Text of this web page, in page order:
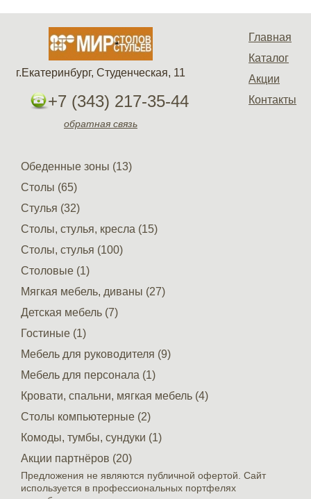
Главная
Каталог
Акции
Контакты
г.Екатеринбург, Студенческая, 11
+7 (343) 217-35-44
обратная связь
Обеденные зоны (13)
Столы (65)
Стулья (32)
Столы, стулья, кресла (15)
Столы, стулья (100)
Столовые (1)
Мягкая мебель, диваны (27)
Детская мебель (7)
Гостиные (1)
Мебель для руководителя (9)
Мебель для персонала (1)
Кровати, спальни, мягкая мебель (4)
Столы компьютерные (2)
Комоды, тумбы, сундуки (1)
Акции партнёров (20)
Предложения не являются публичной офертой. Сайт
используется в профессиональных портфелях